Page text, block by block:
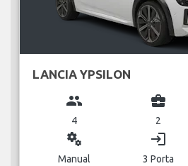
LANCIA YPSILON
group
4
business_center
2
miscellaneous_services
Manual
login
3 Porta